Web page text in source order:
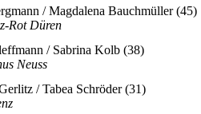
/ Magdalena Bauchmüller (45)
Rot Düren
/ Sabrina Kolb (38)
Neuss
/ Tabea Schröder (31)